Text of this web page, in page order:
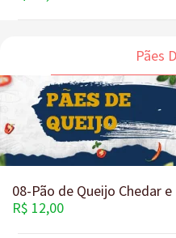
Pães
08-Pão de Queijo Chedar e
R$ 12,00